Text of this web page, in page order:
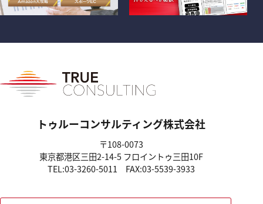
トゥルーコンサルティング株式会社
〒108-0073
東京都港区三田2-14-5 フロイントゥ三田10F
TEL:03-3260-5011
FAX:03-5539-3933